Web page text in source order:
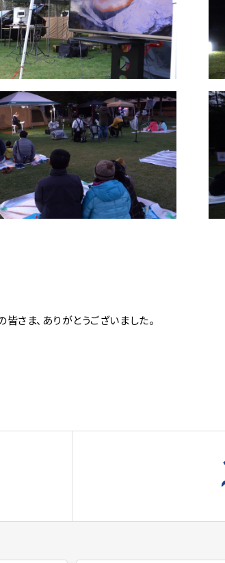
さま、ありがとうございました。